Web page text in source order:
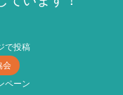
で投稿
ペーン